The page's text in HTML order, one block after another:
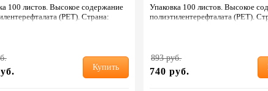
100 листов. Высокое содержание
(PET). Страна:
Купить
Упаковка 100 листов. Высокое
полиэтилентерефталата (PET).
893 руб.
740 руб.